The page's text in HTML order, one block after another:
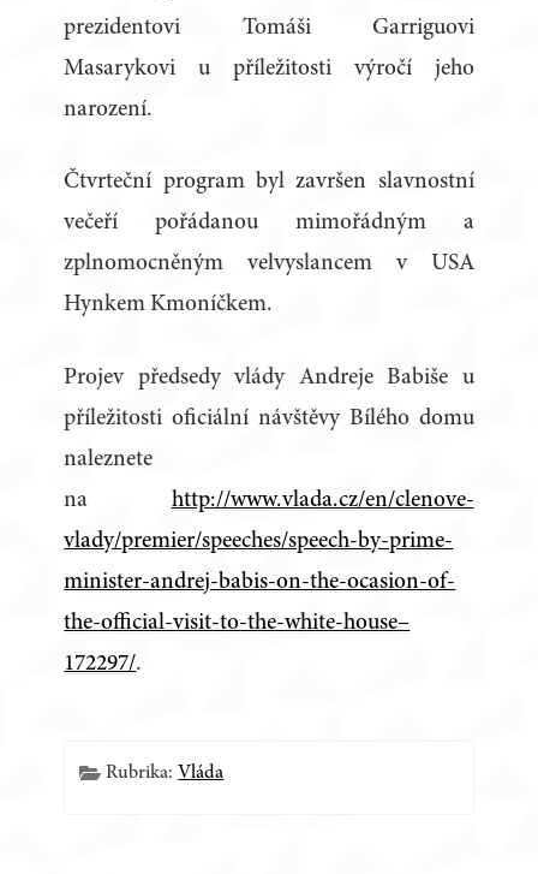
prezidentovi Tomáši Garriguovi
Masarykovi u příležitosti výročí jeho
narození.
Čtvrteční program byl završen slavnostní
večeří pořádanou mimořádným a
zplnomocněným velvyslancem v USA
Hynkem Kmoníčkem.
Projev předsedy vlády Andreje Babiše u
příležitosti oficiální návštěvy Bílého domu
naleznete
na http://www.vlada.cz/en/clenove-
vlady/premier/speeches/speech-by-prime-
minister-andrej-babis-on-the-ocasion-of-
the-official-visit-to-the-white-house–
172297/.
Rubrika: Vláda